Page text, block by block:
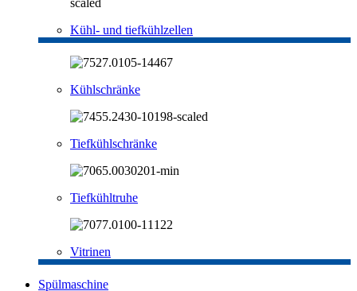
Kühl- und tiefkühlzellen
Kühlschränke
Tiefkühlschränke
Tiefkühltruhe
Vitrinen
Spülmaschine